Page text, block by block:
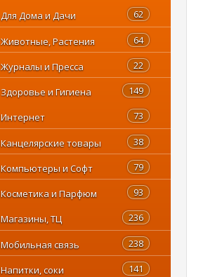
62
Для Дома и Дачи
64
Животные, Растения
22
Журналы и Пресса
149
Здоровье и Гигиена
73
Интернет
38
Канцелярские товары
79
Компьютеры и Софт
93
Косметика и Парфюм
236
Магазины, ТЦ
238
Мобильная связь
141
Напитки, соки